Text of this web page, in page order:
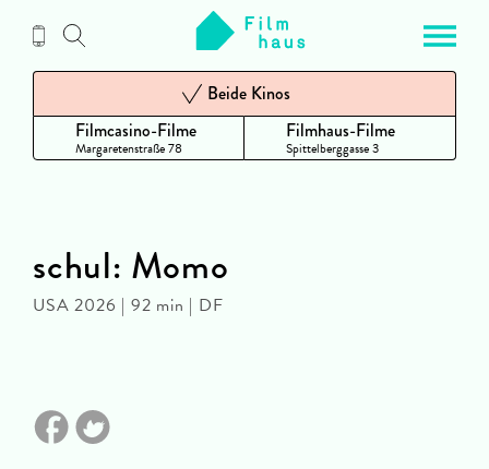
Inhalt
Filmcasino-Filme
Margaretenstraße 78
Beide Kinos
Filmhaus-Filme
Spittelberggasse 3
schul: Momo
USA 2026 | 92 min | DF